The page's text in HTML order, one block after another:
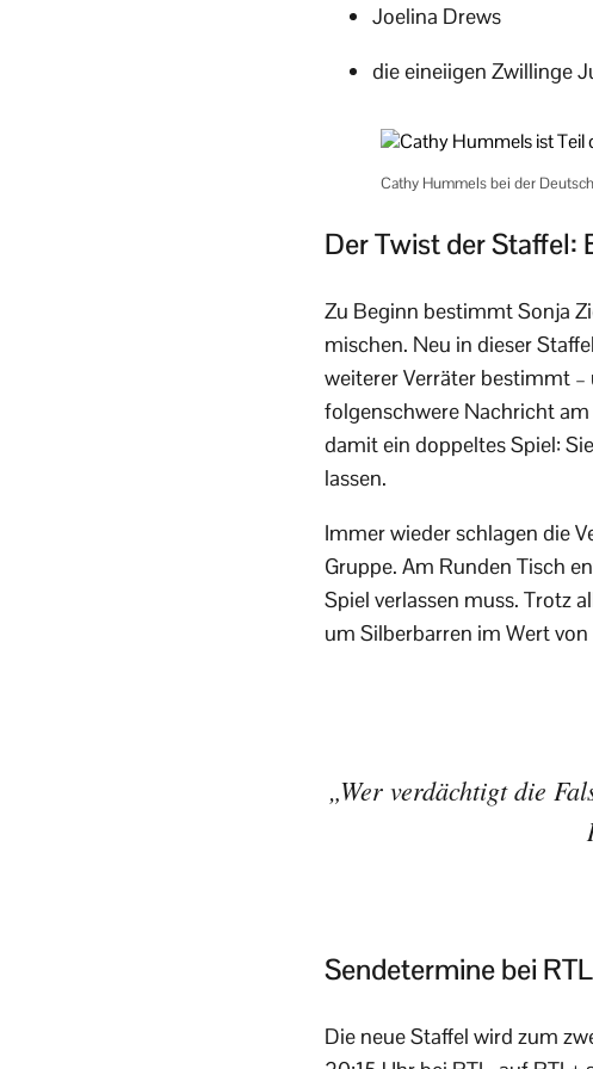
Joelina Drews
die eineiigen Zwillinge
Cathy Hummels bei der
Der Twist der Staffel:
Zu Beginn bestimmt Sonja
mischen. Neu in dieser
weiterer Verräter bestimmt
folgenschwere Nachricht
damit ein doppeltes Spiel:
lassen.
Immer wieder schlagen die
Gruppe. Am Runden Tisch
Spiel verlassen muss. Trotz
um Silberbarren im Wert
„Wer verdächtigt die
Sendetermine bei
Die neue Staffel wird zum